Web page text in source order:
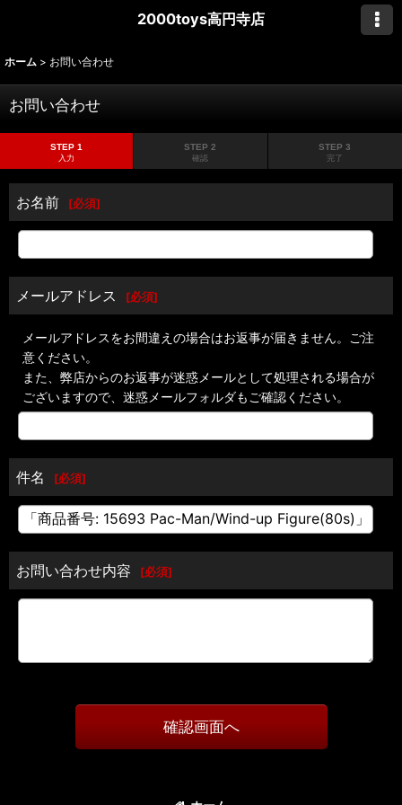
2000toys高円寺店
ホーム > お問い合わせ
お問い合わせ
STEP 1
入力
STEP 2
確認
STEP 3
完了
お名前 [必須]
メールアドレス [必須]
メールアドレスをお間違えの場合はお返事が届きません。ご注
意ください。
また、弊店からのお返事が迷惑メールとして処理される場合が
ございますので、迷惑メールフォルダもご確認ください。
件名 [必須]
お問い合わせ内容 [必須]
確認画面へ